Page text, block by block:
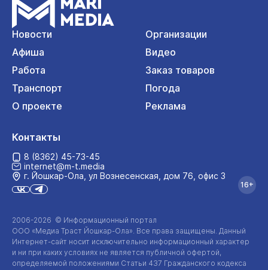
Новости
Организации
Афиша
Видео
Работа
Заказ товаров
Транспорт
Погода
О проекте
Реклама
2006-2026 © Информационный портал
ООО «Медиа Траст Йошкар-Ола». Все права защищены. Данный
Интернет-сайт носит исключительно информационный характер
и ни при каких условиях не является публичной офертой,
определяемой положениями Статьи 437 Гражданского кодекса
Контакты
8 (8362) 45-73-45
internet@m-t.media
г. Йошкар‑Ола, ул Вознесенская, дом 76, офис 3
16+